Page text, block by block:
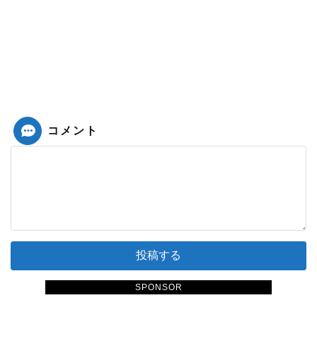
コメント
SPONSOR